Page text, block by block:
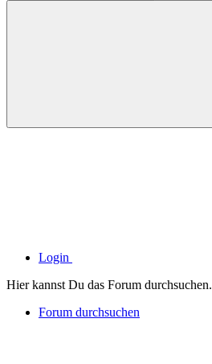
Login
Hier kannst Du das Forum durchsuchen.
Forum durchsuchen